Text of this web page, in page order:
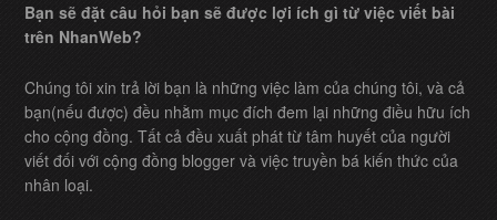
Bạn sẽ đặt câu hỏi bạn sẽ được lợi ích gì từ việc viết bài
trên NhanWeb?
Chúng tôi xin trả lời bạn là những việc làm của chúng tôi, và cả
bạn(nếu được) đều nhằm mục đích đem lại những điều hữu ích
cho cộng đồng. Tất cả đều xuất phát từ tâm huyết của người
viết đối với cộng đồng blogger và việc truyền bá kiến thức của
nhân loại.